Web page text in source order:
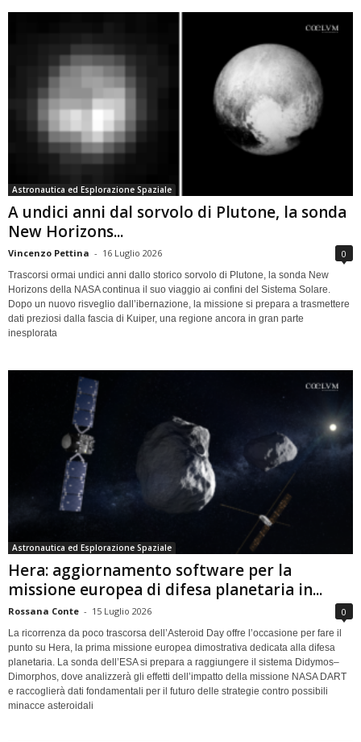
Astronautica ed Esplorazione Spaziale
A undici anni dal sorvolo di Plutone, la sonda
New Horizons...
Vincenzo Pettina - 16 Luglio 2026 0
Trascorsi ormai undici anni dallo storico sorvolo di Plutone, la sonda New
Horizons della NASA continua il suo viaggio ai confini del Sistema Solare.
Dopo un nuovo risveglio dall’ibernazione, la missione si prepara a trasmettere
dati preziosi dalla fascia di Kuiper, una regione ancora in gran parte
inesplorata
Astronautica ed Esplorazione Spaziale
Hera: aggiornamento software per la
missione europea di difesa planetaria in...
Rossana Conte - 15 Luglio 2026 0
La ricorrenza da poco trascorsa dell’Asteroid Day offre l’occasione per fare il
punto su Hera, la prima missione europea dimostrativa dedicata alla difesa
planetaria. La sonda dell’ESA si prepara a raggiungere il sistema Didymos–
Dimorphos, dove analizzerà gli effetti dell’impatto della missione NASA DART
e raccoglierà dati fondamentali per il futuro delle strategie contro possibili
minacce asteroidali